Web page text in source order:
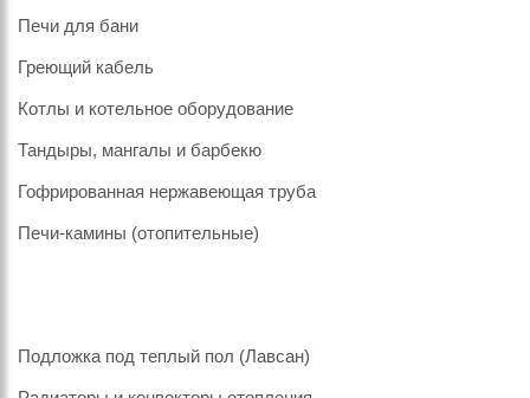
Печи для бани
Греющий кабель
Котлы и котельное оборудование
Тандыры, мангалы и барбекю
Гофрированная нержавеющая труба
Печи-камины (отопительные)
Подложка под теплый пол (Лавсан)